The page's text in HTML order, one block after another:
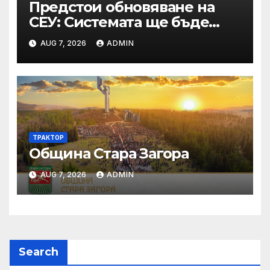
Предстои обновяване на
СЕУ: Системата ще бъде
временно недостъпна на 10
и 11 август 2026 г.
AUG 7, 2026 ADMIN
ТРАКТОР
Община Стара Загора
AUG 7, 2026 ADMIN
Search